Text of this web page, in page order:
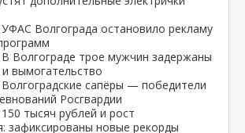
УФАС Волгограда остановило рекламу
В Волгограде трое мужчин задержаны
вымогательство
Волгоградские сапёры — победители
Росгвардии
150 тысяч рублей и рост
зафиксированы новые рекорды